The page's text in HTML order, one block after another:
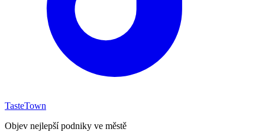
TasteTown
Objev nejlepší podniky ve městě